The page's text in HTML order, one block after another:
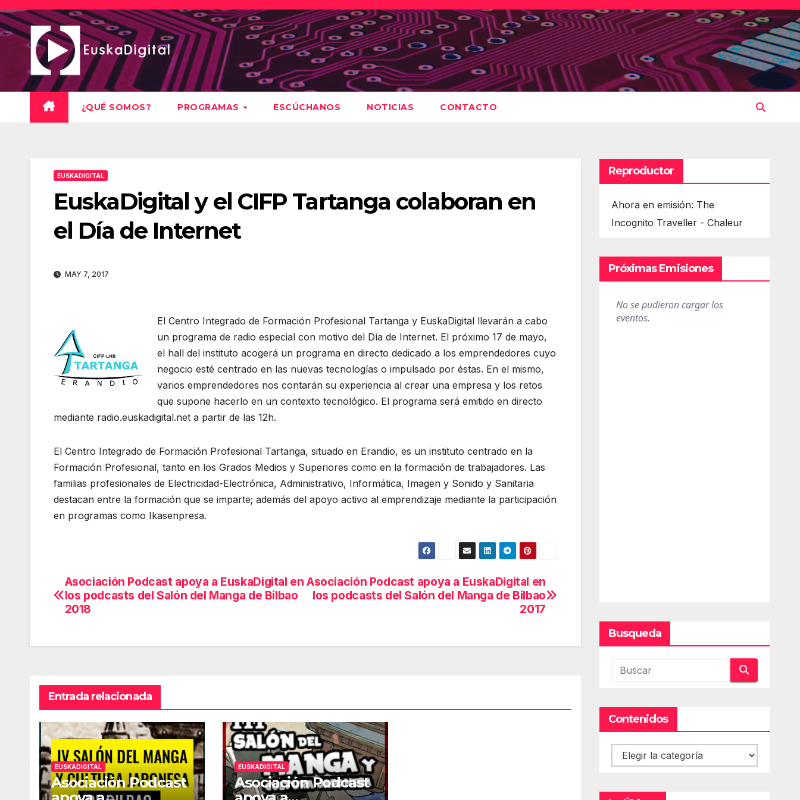
Saltar
al
contenido
¿QUÉ SOMOS? PROGRAMAS ESCÚCHANOS NOTICIAS CONTACTO
EUSKADIGITAL
EuskaDigital y el CIFP Tartanga colaboran en
el Día de Internet
MAY 7, 2017
El Centro Integrado de Formación Profesional Tartanga y EuskaDigital llevarán a cabo
un programa de radio especial con motivo del Día de Internet. El próximo 17 de mayo,
el hall del instituto acogerá un programa en directo dedicado a los emprendedores cuyo
negocio esté centrado en las nuevas tecnologías o impulsado por éstas. En el mismo,
varios emprendedores nos contarán su experiencia al crear una empresa y los retos
que supone hacerlo en un contexto tecnológico. El programa será emitido en directo
mediante radio.euskadigital.net a partir de las 12h.
El Centro Integrado de Formación Profesional Tartanga, situado en Erandio, es un instituto centrado en la
Formación Profesional, tanto en los Grados Medios y Superiores como en la formación de trabajadores. Las
familias profesionales de Electricidad-Electrónica, Administrativo, Informática, Imagen y Sonido y Sanitaria
destacan entre la formación que se imparte; además del apoyo activo al emprendizaje mediante la participación
en programas como Ikasenpresa.
Navegación
de
Asociación Podcast apoya a EuskaDigital en
los podcasts del Salón del Manga de Bilbao
2017
Asociación Podcast apoya a EuskaDigital en
los podcasts del Salón del Manga de Bilbao
2018
Entrada relacionada
EUSKADIGITAL
Asociación Podcast
EUSKADIGITAL
Asociación Podcast
Reproductor
Ahora en emisión: The
Incognito Traveller - Chaleur
Próximas Emisiones
Busqueda
Contenidos
Contenidos